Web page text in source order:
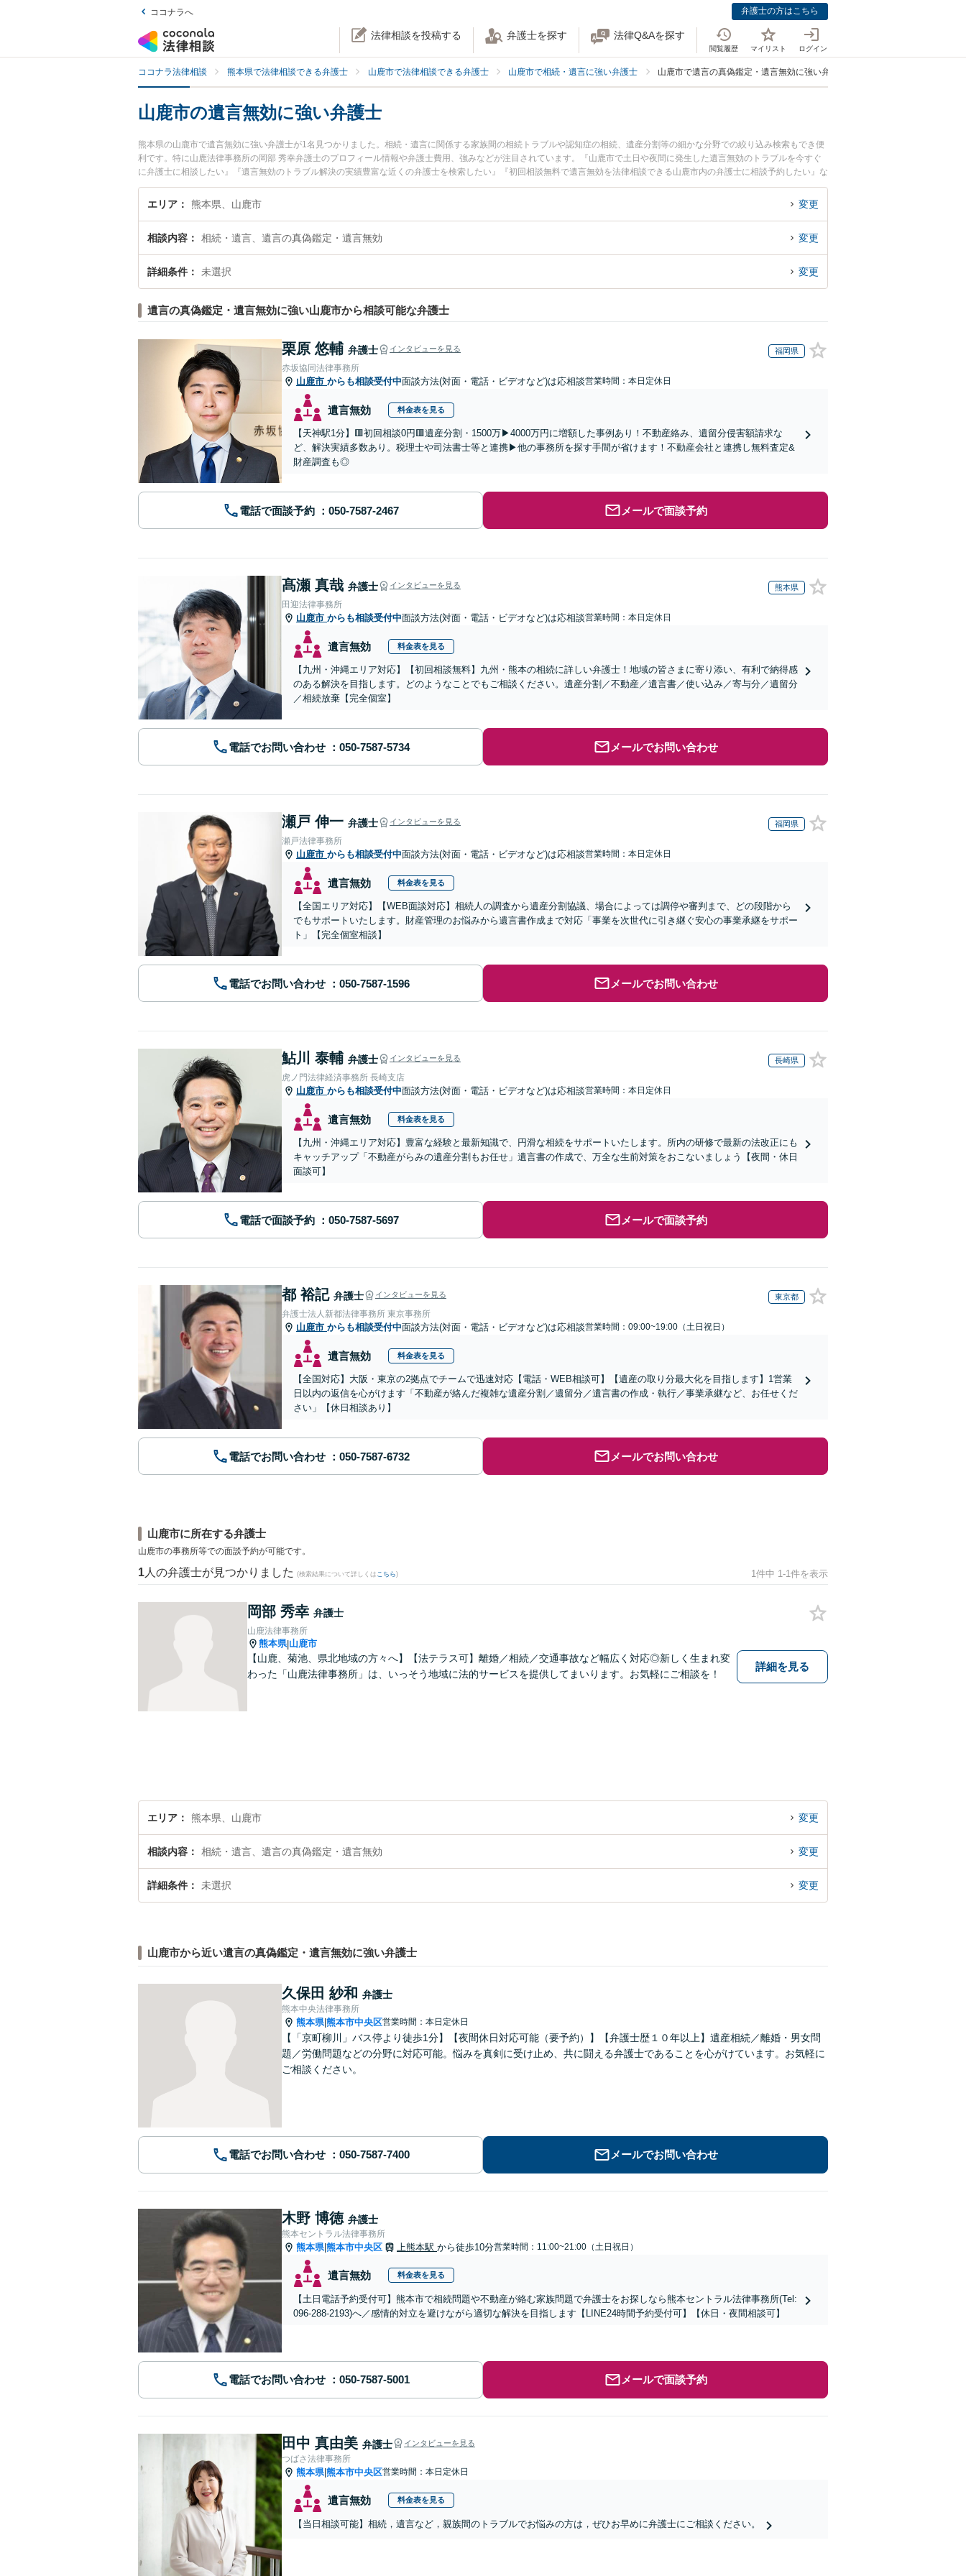
ココナラへ 弁護士の方はこちら
法律相談を投稿する 弁護士を探す 法律Q&Aを探す
閲覧履歴 マイリスト ログイン
ココナラ法律相談 熊本県で法律相談できる弁護士 山鹿市で法律相談できる弁護士 山鹿市で相続・遺言に強い弁護士 山鹿市で遺言の真偽鑑定・遺言無効に強い弁護士
山鹿市の遺言無効に強い弁護士
熊本県の山鹿市で遺言無効に強い弁護士が1名見つかりました。相続・遺言に関係する家族間の相続トラブルや認知症の相続、遺産分割等の細かな分野での絞り込み検索もでき便
利です。特に山鹿法律事務所の岡部 秀幸弁護士のプロフィール情報や弁護士費用、強みなどが注目されています。『山鹿市で土日や夜間に発生した遺言無効のトラブルを今すぐ
に弁護士に相談したい』『遺言無効のトラブル解決の実績豊富な近くの弁護士を検索したい』『初回相談無料で遺言無効を法律相談できる山鹿市内の弁護士に相談予約したい』な
どでお困りの相談者さんにおすすめです。
エリア 熊本県、山鹿市 変更
相談内容 相続・遺言、遺言の真偽鑑定・遺言無効 変更
詳細条件 未選択 変更
遺言の真偽鑑定・遺言無効に強い山鹿市から相談可能な弁護士
栗原 悠輔 弁護士 インタビューを見る 福岡県
赤坂協同法律事務所
山鹿市 からも相談受付中面談方法(対面・電話・ビデオなど)は応相談営業時間：本日定休日
遺言無効 料金表を見る
【天神駅1分】🟥初回相談0円🟥遺産分割・1500万▶4000万円に増額した事例あり！不動産絡み、遺留分侵害額請求な
ど、解決実績多数あり。税理士や司法書士等と連携▶他の事務所を探す手間が省けます！不動産会社と連携し無料査定&
財産調査も◎
電話で面談予約 メールで面談予約
髙瀬 真哉 弁護士 インタビューを見る 熊本県
田迎法律事務所
山鹿市 からも相談受付中面談方法(対面・電話・ビデオなど)は応相談営業時間：本日定休日
遺言無効 料金表を見る
【九州・沖縄エリア対応】【初回相談無料】九州・熊本の相続に詳しい弁護士！地域の皆さまに寄り添い、有利で納得感
のある解決を目指します。どのようなことでもご相談ください。遺産分割／不動産／遺言書／使い込み／寄与分／遺留分
／相続放棄【完全個室】
電話でお問い合わせ メールでお問い合わせ
瀬戸 伸一 弁護士 インタビューを見る 福岡県
瀬戸法律事務所
山鹿市 からも相談受付中面談方法(対面・電話・ビデオなど)は応相談営業時間：本日定休日
遺言無効 料金表を見る
【全国エリア対応】【WEB面談対応】相続人の調査から遺産分割協議、場合によっては調停や審判まで、どの段階から
でもサポートいたします。財産管理のお悩みから遺言書作成まで対応「事業を次世代に引き継ぐ安心の事業承継をサポー
ト」【完全個室相談】
電話でお問い合わせ メールでお問い合わせ
鮎川 泰輔 弁護士 インタビューを見る 長崎県
虎ノ門法律経済事務所 長崎支店
山鹿市 からも相談受付中面談方法(対面・電話・ビデオなど)は応相談営業時間：本日定休日
遺言無効 料金表を見る
【九州・沖縄エリア対応】豊富な経験と最新知識で、円滑な相続をサポートいたします。所内の研修で最新の法改正にも
キャッチアップ「不動産がらみの遺産分割もお任せ」遺言書の作成で、万全な生前対策をおこないましょう【夜間・休日
面談可】
電話で面談予約 メールで面談予約
都 裕記 弁護士 インタビューを見る 東京都
弁護士法人新都法律事務所 東京事務所
山鹿市 からも相談受付中面談方法(対面・電話・ビデオなど)は応相談営業時間：09:00~19:00（土日祝日）
遺言無効 料金表を見る
【全国対応】大阪・東京の2拠点でチームで迅速対応【電話・WEB相談可】【遺産の取り分最大化を目指します】1営業
日以内の返信を心がけます「不動産が絡んだ複雑な遺産分割／遺留分／遺言書の作成・執行／事業承継など、お任せくだ
さい」【休日相談あり】
電話でお問い合わせ メールでお問い合わせ
山鹿市に所在する弁護士
山鹿市の事務所等での面談予約が可能です。
1 人の弁護士が見つかりました (検索結果について詳しくは こちら) 1件中 1-1件を表示
岡部 秀幸 弁護士
山鹿法律事務所
熊本県|山鹿市
【山鹿、菊池、県北地域の方々へ】【法テラス可】離婚／相続／交通事故など幅広く対応◎新しく生まれ変
わった「山鹿法律事務所」は、いっそう地域に法的サービスを提供してまいります。お気軽にご相談を！
詳細を見る
エリア 熊本県、山鹿市 変更
相談内容 相続・遺言、遺言の真偽鑑定・遺言無効 変更
詳細条件 未選択 変更
山鹿市から近い遺言の真偽鑑定・遺言無効に強い弁護士
久保田 紗和 弁護士
熊本中央法律事務所
熊本県|熊本市中央区営業時間：本日定休日
【「京町柳川」バス停より徒歩1分】【夜間休日対応可能（要予約）】【弁護士歴１０年以上】遺産相続／離婚・男女問
題／労働問題などの分野に対応可能。悩みを真剣に受け止め、共に闘える弁護士であることを心がけています。お気軽に
ご相談ください。
電話でお問い合わせ メールでお問い合わせ
木野 博徳 弁護士
熊本セントラル法律事務所
熊本県|熊本市中央区 上熊本駅 から徒歩10分営業時間：11:00~21:00（土日祝日）
遺言無効 料金表を見る
【土日電話予約受付可】熊本市で相続問題や不動産が絡む家族問題で弁護士をお探しなら熊本セントラル法律事務所(Tel:
096-288-2193)へ／感情的対立を避けながら適切な解決を目指します【LINE24時間予約受付可】【休日・夜間相談可】
電話でお問い合わせ メールで面談予約
田中 真由美 弁護士 インタビューを見る
つばさ法律事務所
熊本県|熊本市中央区営業時間：本日定休日
遺言無効 料金表を見る
【当日相談可能】相続，遺言など，親族間のトラブルでお悩みの方は，ぜひお早めに弁護士にご相談ください。